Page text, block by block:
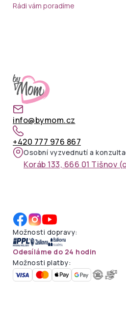
Rádi vám poradíme
info@bymom.cz
+420 777 976 867
Osobní vyzvednutí a
Koráb 133, 666 01 Tišnov
Možnosti dopravy:
Odesíláme do 24 hodin
Možnosti platby: